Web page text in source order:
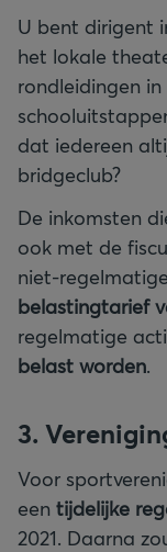
U bent dirigent
het lokale
rondleidingen
dat iedereen
bridgeclub?
De inkomsten
ook met de
niet-
belastingtarief
regelmatige
belast worden.
3.
Voor
een tijdelijke
2021. Daarna